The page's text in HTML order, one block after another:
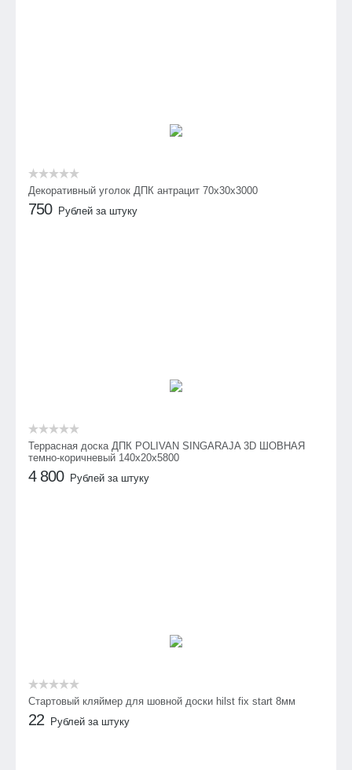
Декоративный уголок ДПК антрацит 70х30х3000
750 Рублей за штуку
Террасная доска ДПК POLIVAN SINGARAJA 3D ШОВНАЯ
темно-коричневый 140х20х5800
4 800 Рублей за штуку
Стартовый кляймер для шовной доски hilst fix start 8мм
22 Рублей за штуку